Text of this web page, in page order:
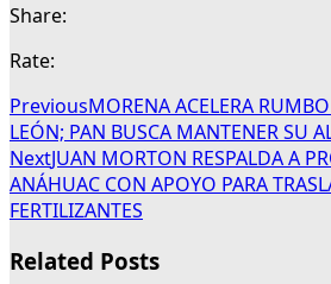
Share:
Rate:
PreviousMORENA ACELERA
LEÓN; PAN BUSCA MANTENER SU
NextJUAN MORTON RESPALDA A
ANÁHUAC CON APOYO PARA
FERTILIZANTES
Related Posts